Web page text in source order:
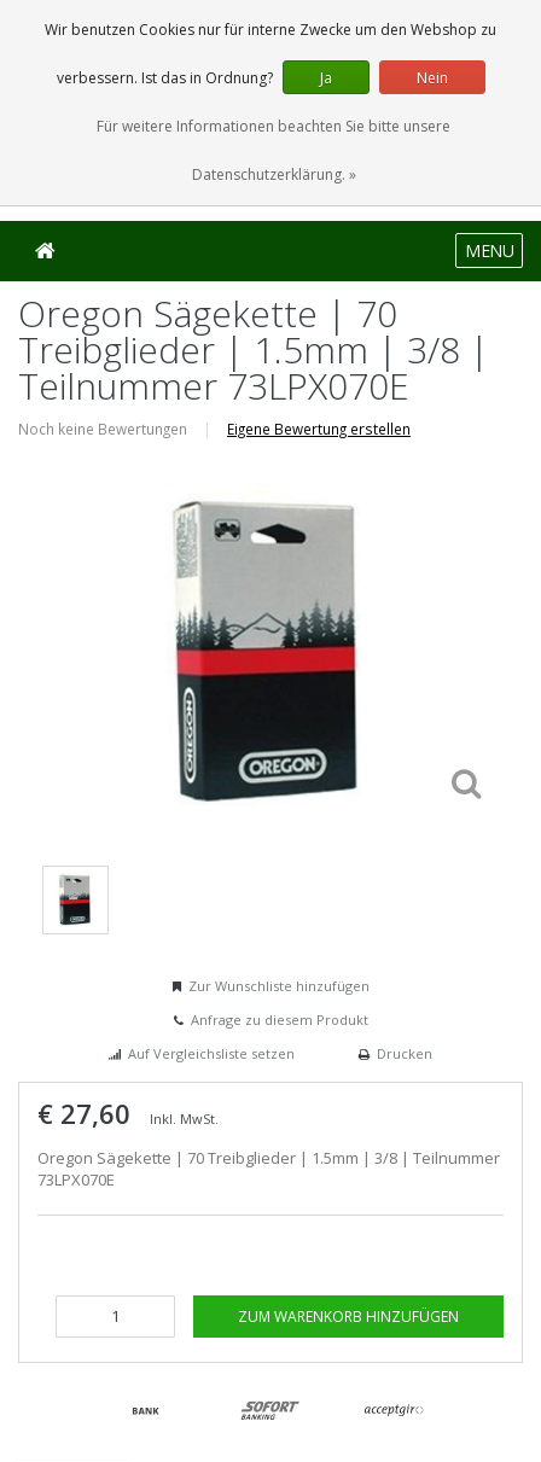
0 Artikel
MENU
Oregon Sägekette | 70
Treibglieder | 1.5mm | 3/8 |
Teilnummer 73LPX070E
Noch keine Bewertungen | Eigene Bewertung erstellen
Zur Wunschliste hinzufügen
Anfrage zu diesem Produkt
Auf Vergleichsliste setzen
Drucken
€ 27,60 Inkl. MwSt.
Oregon Sägekette | 70 Treibglieder | 1.5mm | 3/8 | Teilnummer
73LPX070E
ZUM WARENKORB HINZUFÜGEN
Wir benutzen Cookies nur für interne Zwecke um den Webshop zu
verbessern. Ist das in Ordnung? Ja Nein
Für weitere Informationen beachten Sie bitte unsere
Datenschutzerklärung. »